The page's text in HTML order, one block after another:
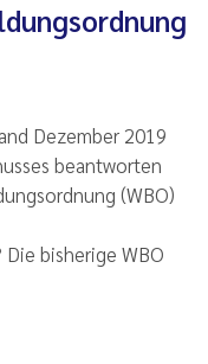
Dezember 2019
beantworten
(WBO)
bisherige WBO